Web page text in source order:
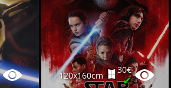
120x160cm
30€
✔